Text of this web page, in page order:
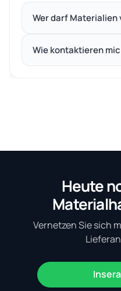
Wer darf Materialien
Wie kontaktieren
Heute
Vernetzen Sie sich